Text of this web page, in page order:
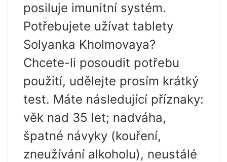
posiluje imunitní systém.
Potřebujete užívat tablety
Solyanka Kholmovaya?
Chcete-li posoudit potřebu
použití, udělejte prosím krátký
test. Máte následující příznaky:
věk nad 35 let; nadváha,
špatné návyky (kouření,
zneužívání alkoholu), neustálé